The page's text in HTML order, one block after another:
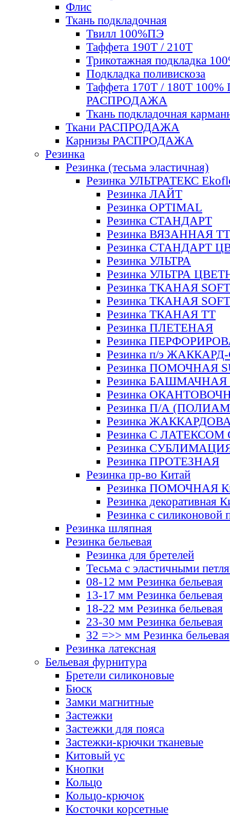
Флис
Ткань подкладочная
Твилл 100%ПЭ
Таффета 190Т / 210Т
Трикотажная подкладка
Подкладка поливискоза
Таффета 170Т / 180Т 100%
РАСПРОДАЖА
Ткань подкладочная
Ткани РАСПРОДАЖА
Карнизы РАСПРОДАЖА
Резинка
Резинка (тесьма эластичная)
Резинка УЛЬТРАТЕКС
Резинка ЛАЙТ
Резинка OPTIMAL
Резинка СТАНДАРТ
Резинка ВЯЗАННАЯ ТТ
Резинка СТАНДАРТ
Резинка УЛЬТРА
Резинка УЛЬТРА
Резинка ТКАНАЯ SOFT
Резинка ТКАНАЯ
Резинка ТКАНАЯ ТТ
Резинка ПЛЕТЕНАЯ
Резинка
Резинка п/э
Резинка ПОМОЧНАЯ
Резинка БАШМАЧНАЯ
Резинка
Резинка П/А
Резинка
Резинка С ЛАТЕКСОМ
Резинка
Резинка ПРОТЕЗНАЯ
Резинка пр-во Китай
Резинка ПОМОЧНАЯ
Резинка декоративная
Резинка с силиконовой
Резинка шляпная
Резинка бельевая
Резинка для бретелей
Тесьма с эластичными
08-12 мм Резинка бельевая
13-17 мм Резинка бельевая
18-22 мм Резинка бельевая
23-30 мм Резинка бельевая
32 =>> мм Резинка бельевая
Резинка латексная
Бельевая фурнитура
Бретели силиконовые
Бюск
Замки магнитные
Застежки
Застежки для пояса
Застежки-крючки тканевые
Китовый ус
Кнопки
Кольцо
Кольцо-крючок
Косточки корсетные